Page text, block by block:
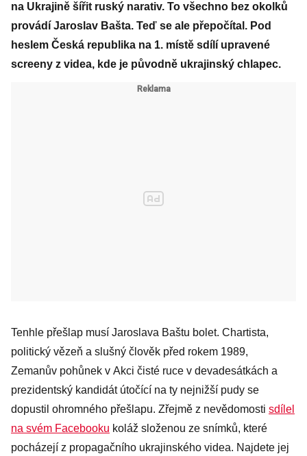
na Ukrajině šířit ruský narativ. To všechno bez okolků
provádí Jaroslav Bašta. Teď se ale přepočítal. Pod
heslem Česká republika na 1. místě sdílí upravené
screeny z videa, kde je původně ukrajinský chlapec.
Tenhle přešlap musí Jaroslava Baštu bolet. Chartista,
politický vězeň a slušný člověk před rokem 1989,
Zemanův pohůnek v Akci čisté ruce v devadesátkách a
prezidentský kandidát útočící na ty nejnižší pudy se
dopustil ohromného přešlapu. Zřejmě z nevědomosti sdílel
na svém Facebooku koláž složenou ze snímků, které
pocházejí z propagačního ukrajinského videa. Najdete jej